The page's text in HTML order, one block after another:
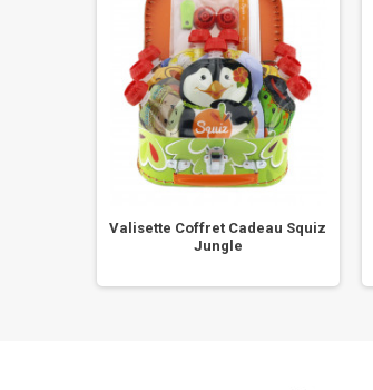
Valisette Coffret Cadeau Squiz
Jungle